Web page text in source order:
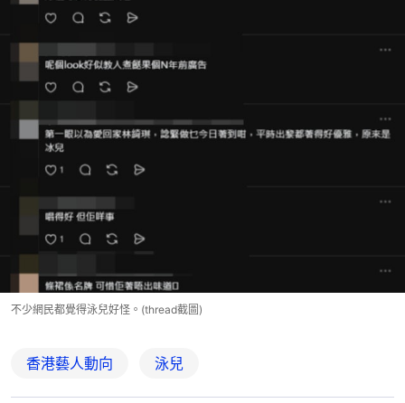
不少網民都覺得泳兒好怪。(thread截圖)
香港藝人動向 泳兒